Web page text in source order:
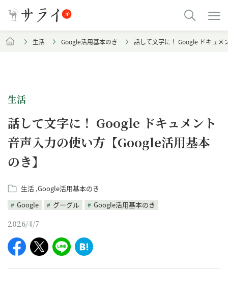
生活 Google活用基本のき 話して文字に！ Google ドキュメ
生活
話して文字に！ Google ドキュメント
音声入力の使い方【Google活用基本
のき】
生活 Google活用基本のき
Google
グーグル Google活用基本のき
2026/4/7